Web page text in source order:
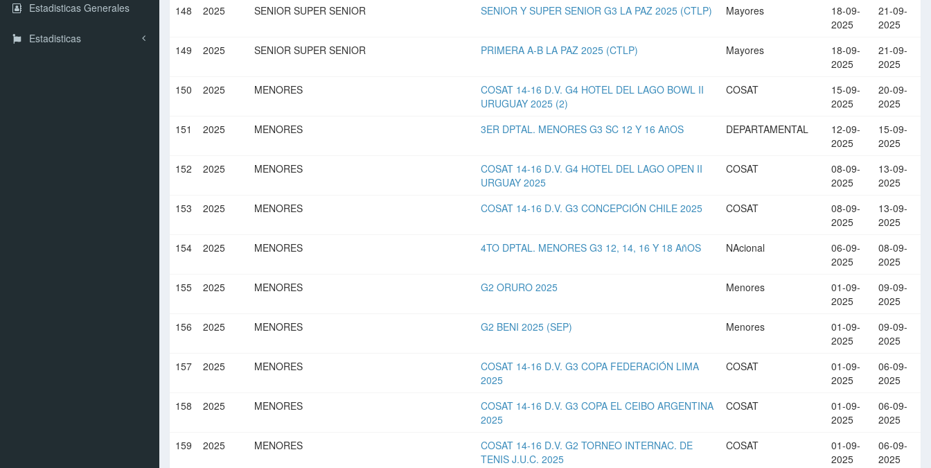
Estadisticas Generales
Estadisticas
148
2025 SENIOR SUPER SENIOR SENIOR Y SUPER SENIOR G3 LA PAZ 2025 (CTLP) Mayores
18-09-
2025
21-09-
2025
149
2025 SENIOR SUPER SENIOR PRIMERA A-B LA PAZ 2025 (CTLP) Mayores
18-09-
2025
21-09-
2025
150
2025 MENORES
COSAT 14-16 D.V. G4 HOTEL DEL LAGO BOWL II
URUGUAY 2025 (2)
COSAT
15-09-
2025
20-09-
2025
151
2025 MENORES 3ER DPTAL. MENORES G3 SC 12 Y 16 AñOS DEPARTAMENTAL
12-09-
2025
15-09-
2025
152
2025 MENORES
COSAT 14-16 D.V. G4 HOTEL DEL LAGO OPEN II
URGUAY 2025
COSAT
08-09-
2025
13-09-
2025
153
2025 MENORES COSAT 14-16 D.V. G3 CONCEPCIÓN CHILE 2025 COSAT
08-09-
2025
13-09-
2025
154
2025 MENORES 4TO DPTAL. MENORES G3 12, 14, 16 Y 18 AñOS NAcional
06-09-
2025
08-09-
2025
155
2025 MENORES G2 ORURO 2025 Menores
01-09-
2025
09-09-
2025
156
2025 MENORES G2 BENI 2025 (SEP) Menores
01-09-
2025
09-09-
2025
157
2025 MENORES
COSAT 14-16 D.V. G3 COPA FEDERACIÓN LIMA
2025
COSAT
01-09-
2025
06-09-
2025
158
2025 MENORES
COSAT 14-16 D.V. G3 COPA EL CEIBO ARGENTINA
2025
COSAT
01-09-
2025
06-09-
2025
159
2025 MENORES
COSAT 14-16 D.V. G2 TORNEO INTERNAC. DE
TENIS J.U.C. 2025
COSAT
01-09-
2025
06-09-
2025